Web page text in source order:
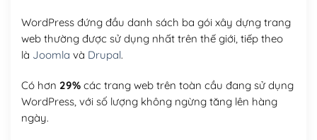
WordPress đứng đầu danh sách ba gói xây dựng trang
web thường được sử dụng nhất trên thế giới, tiếp theo
là Joomla và Drupal.
Có hơn 29%các trang web trên toàn cầu đang sử dụng
WordPress, với số lượng không ngừng tăng lên hàng
ngày.